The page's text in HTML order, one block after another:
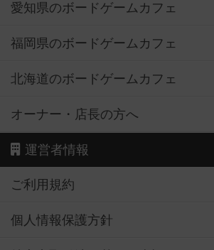
愛知県のボードゲームカフェ
福岡県のボードゲームカフェ
北海道のボードゲームカフェ
オーナー・店長の方へ
運営者情報
ご利用規約
個人情報保護方針